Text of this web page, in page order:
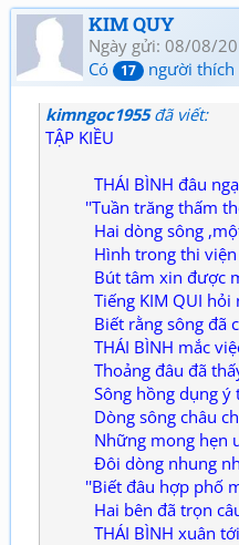
KIM QUY
Ngày gửi: 08/08/
Có
17 người thích
kimngoc1955đã viết:
TẬP KIỀU
THÁI BÌNH đâu
''Tuần trăng thấm
Hai dòng sông ,một
Hình trong thi viện
Bút tâm xin được
Tiếng KIM QUI hỏi
Biết rằng sông đã
THÁI BÌNH mắc việc
Thoảng đâu đã thấy
Sông hồng dụng ý
Dòng sông châu
Những mong hẹn
Đôi dòng nhung
''Biết đâu hợp phố
Hai bên đã trọn
THÁI BÌNH xuân tới